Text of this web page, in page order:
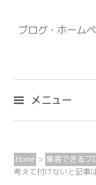
キ
ブログ・ホーム
メニュー
Home > 集客できるブ
考えて付けないと記事